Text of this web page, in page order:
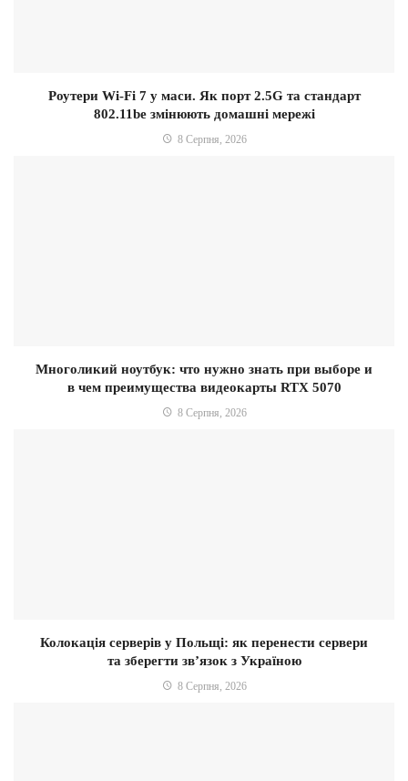
Роутери Wi-Fi 7 у маси. Як порт 2.5G та стандарт
802.11be змінюють домашні мережі
8 Серпня, 2026
Многоликий ноутбук: что нужно знать при выборе и
в чем преимущества видеокарты RTX 5070
8 Серпня, 2026
Колокація серверів у Польщі: як перенести сервери
та зберегти зв’язок з Україною
8 Серпня, 2026